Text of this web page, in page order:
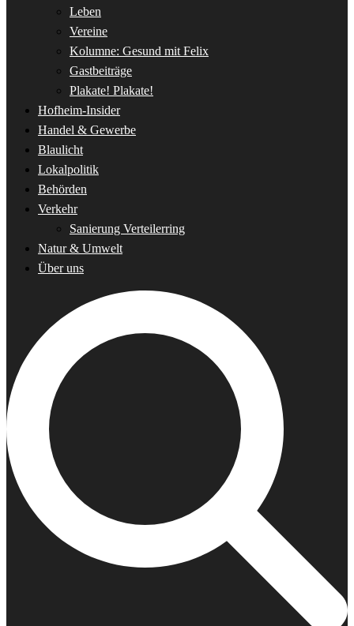
Leben
Vereine
Kolumne: Gesund mit Felix
Gastbeiträge
Plakate! Plakate!
Hofheim-Insider
Handel & Gewerbe
Blaulicht
Lokalpolitik
Behörden
Verkehr
Sanierung Verteilerring
Natur & Umwelt
Über uns